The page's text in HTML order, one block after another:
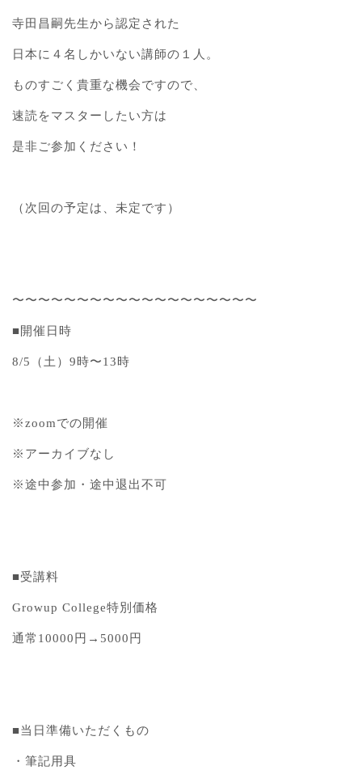
寺田昌嗣先生から認定された
日本に４名しかいない講師の１人。
ものすごく貴重な機会ですので、
速読をマスターしたい方は
是非ご参加ください！
（次回の予定は、未定です）
〜〜〜〜〜〜〜〜〜〜〜〜〜〜〜〜〜〜〜
■開催日時
8/5（土）9時〜13時
※zoomでの開催
※アーカイブなし
※途中参加・途中退出不可
■受講料
Growup College特別価格
通常10000円→5000円
■当日準備いただくもの
・筆記用具